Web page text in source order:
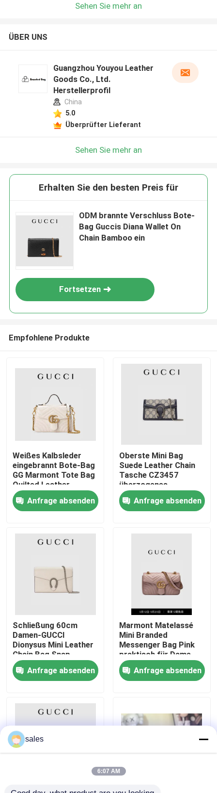
Haus
Produkte
Fabrik-Ausflug
Qualitätskontrolle
Nachrichten
Blog
Sehen Sie mehr an
ÜBER UNS
Guangzhou Youyou Leather
Goods Co., Ltd.
Herstellerprofil
China
5.0
Überprüfter Lieferant
Sehen Sie mehr an
Erhalten Sie den besten Preis für
ODM brannte Verschluss Bote-
Bag Guccis Diana Wallet On
Chain Bamboo ein
Fortsetzen
Empfohlene Produkte
Weißes Kalbsleder
eingebrannt Bote-Bag
GG Marmont Tote Bag
Quilted Leather
Anfrage absenden
Oberste Mini Bag
Suede Leather Chain
Tasche CZ3457
überzogenes
Segeltuch Dionysus
GG Anfrage absenden
Schließung 60cm
Damen-GUCCI
Dionysus Mini Leather
Chain Bag Snap
Anfrage absenden
Marmont Matelassé
Mini Branded
Messenger Bag Pink
praktisch für Dame
Anfrage absenden
sales
6:07 AM